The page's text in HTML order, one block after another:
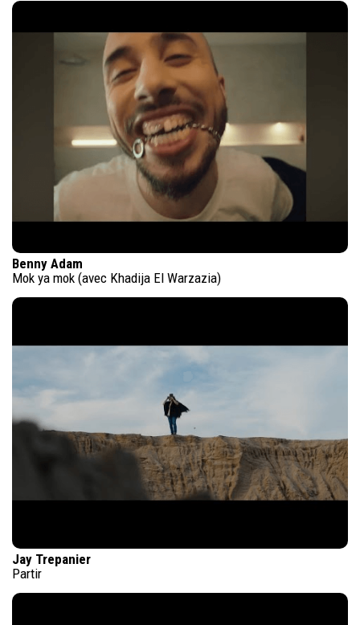
Benny Adam
Mok ya mok (avec Khadija El Warzazia)
Jay Trepanier
Partir